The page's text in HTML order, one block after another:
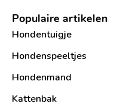
Populaire artikelen
Hondentuigje
Hondenspeeltjes
Hondenmand
Kattenbak